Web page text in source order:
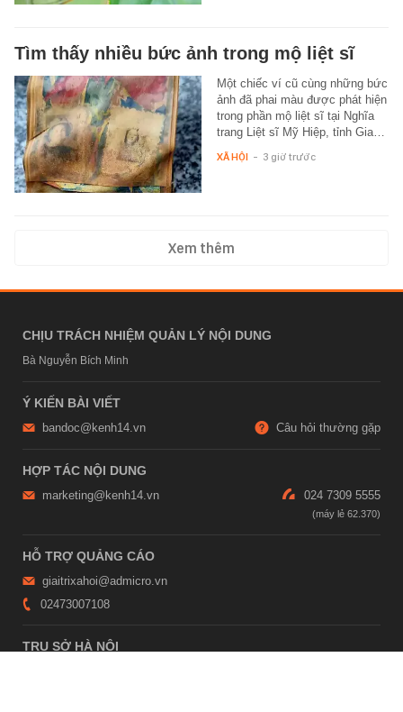
Tìm thấy nhiều bức ảnh trong mộ liệt sĩ
Một chiếc ví cũ cùng những bức
ảnh đã phai màu được phát hiện
trong phần mộ liệt sĩ tại Nghĩa
trang Liệt sĩ Mỹ Hiệp, tỉnh Gia…
XÃ HỘI - 3 giờ trước
Xem thêm
CHỊU TRÁCH NHIỆM QUẢN LÝ NỘI DUNG
Bà Nguyễn Bích Minh
Ý KIẾN BÀI VIẾT
bandoc@kenh14.vn Câu hỏi thường gặp
HỢP TÁC NỘI DUNG
marketing@kenh14.vn 024 7309 5555
HỖ TRỢ QUẢNG CÁO
giaitrixahoi@admicro.vn
02473007108
TRỤ SỞ HÀ NỘI